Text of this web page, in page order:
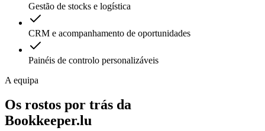
Gestão de stocks e logística
CRM e acompanhamento de oportunidades
Painéis de controlo personalizáveis
A equipa
Os rostos por trás da
Bookkeeper.lu